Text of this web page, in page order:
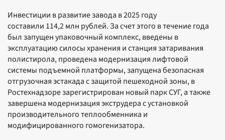
Инвестиции в развитие завода в 2025 году
составили 114,2 млн рублей. За счет этого в течение года
был запущен упаковочный комплекс, введены в
эксплуатацию силосы хранения и станция затаривания
полистирола, проведена модернизация лифтовой
системы подъемной платформы, запущена безопасная
отгрузочная эстакада с защитой пешеходной зоны, в
Ростехнадзоре зарегистрирован новый парк СУГ, а также
завершена модернизация экструдера с установкой
производительного теплообменника и
модифицированного гомогенизатора.